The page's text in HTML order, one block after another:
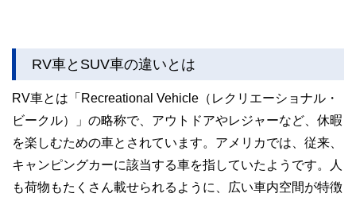
RV車とSUV車の違いとは
RV車とは「Recreational Vehicle（レクリエーショナル・
ビークル）」の略称で、アウトドアやレジャーなど、休暇
を楽しむための車とされています。アメリカでは、従来、
キャンピングカーに該当する車を指していたようです。人
も荷物もたくさん載せられるように、広い車内空間が特徴